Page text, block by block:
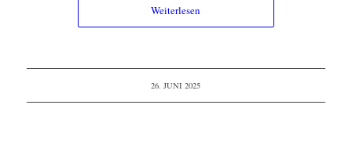
Weiterlesen
26. JUNI 2025